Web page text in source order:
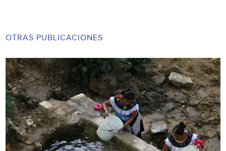
OTRAS PUBLICACIONES